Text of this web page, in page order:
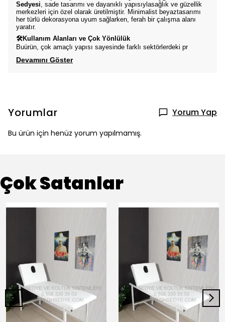
Sedyesi, sade tasarımı ve dayanıklı yapısıylasağlık ve güzellik
merkezleri için özel olarak üretilmiştir. Minimalist beyaztasarımı
her türlü dekorasyona uyum sağlarken, ferah bir çalışma alanı
yaratır.
🛠Kullanım Alanları ve Çok Yönlülük
Buürün, çok amaçlı yapısı sayesinde farklı sektörlerdeki pr
Devamını Göster
Yorumlar Yorum Yap
Bu ürün için henüz yorum yapılmamış.
Çok Satanlar